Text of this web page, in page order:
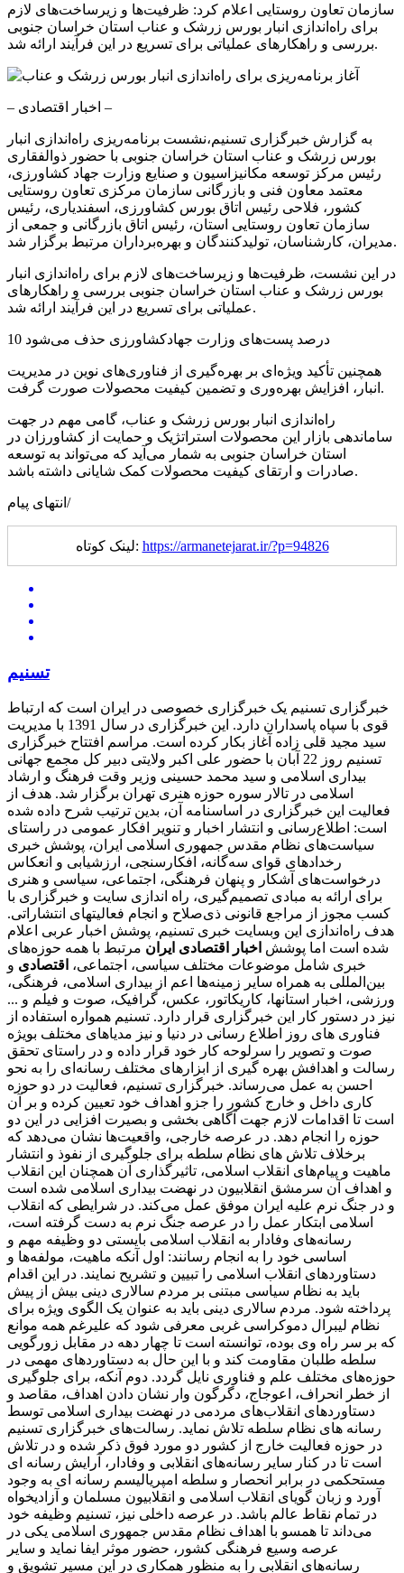
سازمان تعاون روستایی اعلام کرد: ظرفیت‌ها و زیرساخت‌های لازم
برای راه‌اندازی انبار بورس زرشک و عناب استان خراسان جنوبی
بررسی و راهکارهای عملیاتی برای تسریع در این فرآیند ارائه شد.
– اخبار اقتصادی –
به گزارش خبرگزاری تسنیم،نشست برنامه‌ریزی راه‌اندازی انبار
بورس زرشک و عناب استان خراسان جنوبی با حضور ذوالفقاری
رئیس مرکز توسعه مکانیزاسیون و صنایع وزارت جهاد کشاورزی،
معتمد معاون فنی و بازرگانی سازمان مرکزی تعاون روستایی
کشور، فلاحی رئیس اتاق بورس کشاورزی، اسفندیاری، رئیس
سازمان تعاون روستایی استان، رئیس اتاق بازرگانی و جمعی از
مدیران، کارشناسان، تولیدکنندگان و بهره‌برداران مرتبط برگزار شد.
در این نشست، ظرفیت‌ها و زیرساخت‌های لازم برای راه‌اندازی انبار
بورس زرشک و عناب استان خراسان جنوبی بررسی و راهکارهای
عملیاتی برای تسریع در این فرآیند ارائه شد.
10 درصد پست‌های وزارت جهادکشاورزی حذف می‌شود
همچنین تأکید ویژه‌ای بر بهره‌گیری از فناوری‌های نوین در مدیریت
انبار، افزایش بهره‌وری و تضمین کیفیت محصولات صورت گرفت.
راه‌اندازی انبار بورس زرشک و عناب، گامی مهم در جهت
ساماندهی بازار این محصولات استراتژیک و حمایت از کشاورزان در
استان خراسان جنوبی به شمار می‌آید که می‌تواند به توسعه
صادرات و ارتقای کیفیت محصولات کمک شایانی داشته باشد.
انتهای پیام/
لینک کوتاه: https://armanetejarat.ir/?p=94826
تسنیم
خبرگزاری تسنیم یک خبرگزاری خصوصی در ایران است که ارتباط
قوی با سپاه پاسداران دارد. این خبرگزاری در سال 1391 با مدیریت
سید مجید قلی زاده آغاز بکار کرده است. مراسم افتتاح خبرگزاری
تسنیم روز 22 آبان با حضور علی اکبر ولایتی دبیر کل مجمع جهانی
بیداری اسلامی و سید محمد حسینی وزیر وقت فرهنگ و ارشاد
اسلامی در تالار سوره حوزه هنری تهران برگزار شد. هدف از
فعالیت این خبرگزاری در اساسنامه آن، بدین ترتیب شرح داده شده
است: اطلاع‌رسانی و انتشار اخبار و تنویر افکار عمومی در راستای
سیاست‌های نظام مقدس جمهوری اسلامی ایران، پوشش خبری
رخدادهای قوای سه‌گانه، افکارسنجی، ارزشیابی و انعکاس
درخواست‌های آشکار و پنهان فرهنگی، اجتماعی، سیاسی و هنری
برای ارائه به مبادی تصمیم‌گیری، راه اندازی سایت و خبرگزاری با
کسب مجوز از مراجع قانونی ذی‌صلاح و انجام فعالیتهای انتشاراتی.
هدف راه‌اندازی این وبسایت خبری تسنیم، پوشش اخبار عربی اعلام
شده است اما پوشش اخبار اقتصادی ایران مرتبط با همه حوزه‌های
خبری شامل موضوعات مختلف سیاسی، اجتماعی، اقتصادی و
بین‌المللی به همراه سایر زمینه‌ها اعم از بیداری اسلامی، فرهنگی،
ورزشی، اخبار استانها، کاریکاتور، عکس، گرافیک، صوت و فیلم و ...
نیز در دستور کار این خبرگزاری قرار دارد. تسنیم همواره استفاده از
فناوری های روز اطلاع رسانی در دنیا و نیز مدیاهای مختلف بویژه
صوت و تصویر را سرلوحه کار خود قرار داده و در راستای تحقق
رسالت و اهدافش بهره گیری از ابزارهای مختلف رسانه‌ای را به نحو
احسن به عمل می‌رساند. خبرگزاری تسنیم، فعالیت در دو حوزه
کاری داخل و خارج کشور را جزو اهداف خود تعیین کرده و بر آن
است تا اقدامات لازم جهت آگاهی بخشی و بصیرت افزایی در این دو
حوزه را انجام دهد. در عرصه خارجی، واقعیت‌ها نشان می‌دهد که
برخلاف تلاش های نظام سلطه برای جلوگیری از نفوذ و انتشار
ماهیت و پیام‌های انقلاب اسلامی، تاثیرگذاری آن همچنان این انقلاب
و اهداف آن سرمشق انقلابیون در نهضت بیداری اسلامی شده است
و در جنگ نرم علیه ایران موفق عمل می‌کند. در شرایطی که انقلاب
اسلامی ابتکار عمل را در عرصه جنگ نرم به دست گرفته است،
رسانه‌های وفادار به انقلاب اسلامی بایستی دو وظیفه مهم و
اساسی خود را به انجام رسانند: اول آنکه ماهیت، مولفه‌ها و
دستاوردهای انقلاب اسلامی را تبیین و تشریح نمایند. در این اقدام
باید به نظام سیاسی مبتنی بر مردم سالاری دینی بیش از پیش
پرداخته شود. مردم سالاری دینی باید به عنوان یک الگوی ویژه برای
نظام لیبرال دموکراسی غربی معرفی شود که علیرغم همه موانع
که بر سر راه وی بوده، توانسته است تا چهار دهه در مقابل زورگویی
سلطه طلبان مقاومت کند و با این حال به دستاوردهای مهمی در
حوزه‌های مختلف علم و فناوری نایل گردد. دوم آنکه، برای جلوگیری
از خطر انحراف، اعوجاج، دگرگون وار نشان دادن اهداف، مقاصد و
دستاوردهای انقلاب‌های مردمی در نهضت بیداری اسلامی توسط
رسانه های نظام سلطه تلاش نماید. رسالت‌های خبرگزاری تسنیم
در حوزه فعالیت خارج از کشور دو مورد فوق ذکر شده و در تلاش
است تا در کنار سایر رسانه‌های انقلابی و وفادار، آرایش رسانه ای
مستحکمی در برابر انحصار و سلطه امپریالیسم رسانه ای به وجود
آورد و زبان گویای انقلاب اسلامی و انقلابیون مسلمان و آزادیخواه
در تمام نقاط عالم باشد. در عرصه داخلی نیز، تسنیم وظیفه خود
می‌داند تا همسو با اهداف نظام مقدس جمهوری اسلامی یکی در
عرصه وسیع فرهنگی کشور، حضور موثر ایفا نماید و سایر
رسانه‌های انقلابی را به منظور همکاری در این مسیر تشویق و